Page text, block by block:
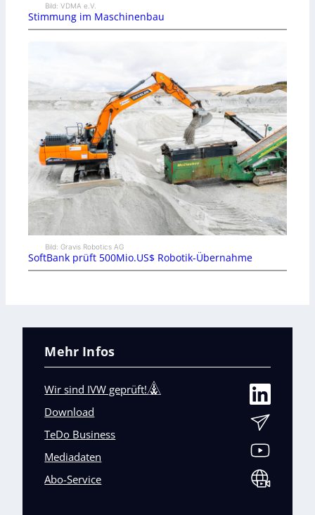
Bild: VDMA e.V.
Stimmung im Maschinenbau
Bild: Gravis Robotics AG
SoftBank prüft 500Mio.US$ Robotik-Übernahme
Mehr Infos
Wir sind IVW geprüft!
Download
TeDo Business
Mediadaten
Abo-Service